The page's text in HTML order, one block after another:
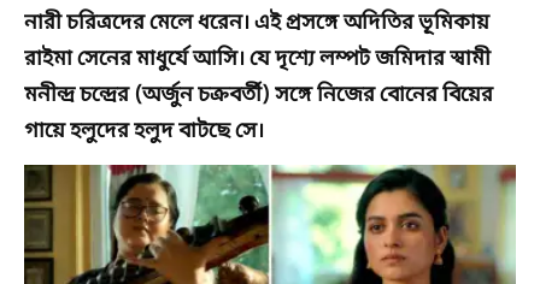
নারী চরিত্রদের মেলে ধরেন। এই প্রসঙ্গে অদিতির ভূমিকায়
রাইমা সেনের মাধুর্যে আসি। যে দৃশ্যে লম্পট জমিদার স্বামী
মনীন্দ্র চন্দ্রের (অর্জুন চক্রবর্তী) সঙ্গে নিজের বোনের বিয়ের
গায়ে হলুদের হলুদ বাটছে সে।